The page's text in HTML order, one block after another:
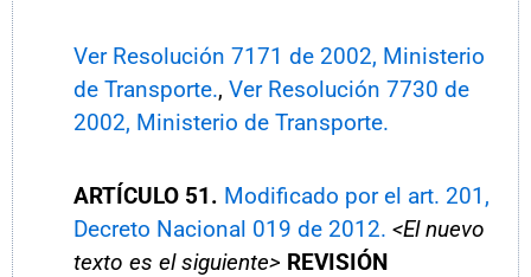
Ver Resolución 7171 de 2002, Ministerio
de Transporte., Ver Resolución 7730 de
2002, Ministerio de Transporte.
ARTÍCULO 51. Modificado por el art. 201,
Decreto Nacional 019 de 2012. <El nuevo
texto es el siguiente> REVISIÓN